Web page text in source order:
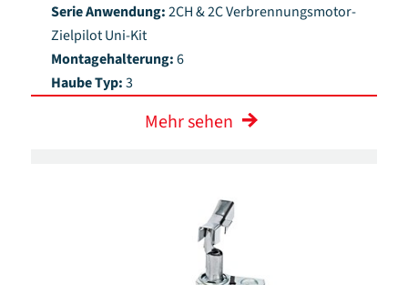
Serie Anwendung:2CH & 2C Verbrennungsmotor-
Zielpilot Uni-Kit
Montagehalterung:6
Haube Typ:3
Mehr sehen